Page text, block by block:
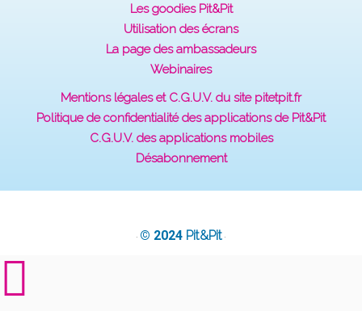
Les goodies Pit&Pit
Utilisation des écrans
La page des ambassadeurs
Webinaires
Mentions légales et C.G.U.V. du site pitetpit.fr
Politique de confidentialité des applications de Pit&Pit
C.G.U.V. des applications mobiles
Désabonnement
· © 2024 Pit&Pit ·